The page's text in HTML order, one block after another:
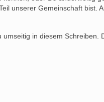
unserer Gemeinschaft bist.
in diesem Schreiben.